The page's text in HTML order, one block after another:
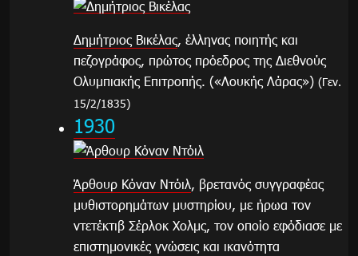
Δημήτριος Βικέλας, έλληνας ποιητής και
πεζογράφος, πρώτος πρόεδρος της Διεθνούς
Ολυμπιακής Επιτροπής. («Λουκής Λάρας») (Γεν.
15/2/1835)
1930
Άρθουρ Κόναν Ντόιλ, βρετανός συγγραφέας
μυθιστορημάτων μυστηρίου, με ήρωα τον
ντετέκτιβ Σέρλοκ Χολμς, τον οποίο εφόδιασε με
επιστημονικές γνώσεις και ικανότητα